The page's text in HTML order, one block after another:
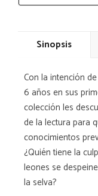
Sinopsis
Con la intención
6 años en sus
colección les
de la lectura para
conocimientos
¿Quién tiene la
leones se
la selva?